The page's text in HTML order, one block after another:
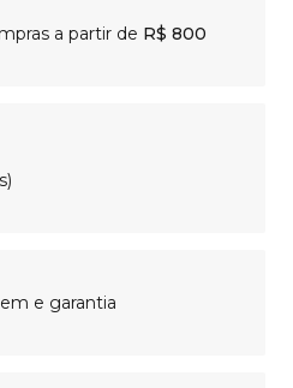
a partir de R$ 800
e garantia